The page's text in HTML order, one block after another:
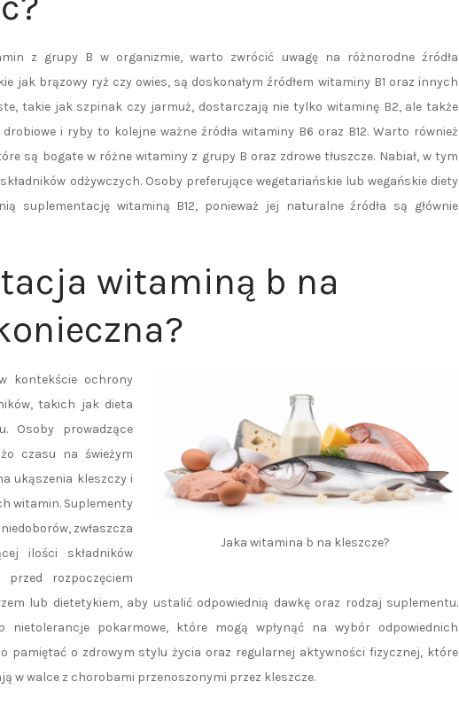
z grupy B w organizmie, warto zwrócić uwagę na różnorodne źródła
jak brązowy ryż czy owies, są doskonałym źródłem witaminy B1 oraz innych
takie jak szpinak czy jarmuż, dostarczają nie tylko witaminę B2, ale także
i ryby to kolejne ważne źródła witaminy B6 oraz B12. Warto również
są bogate w różne witaminy z grupy B oraz zdrowe tłuszcze. Nabiał, w tym
odżywczych. Osoby preferujące wegetariańskie lub wegańskie diety
suplementację witaminą B12, ponieważ jej naturalne źródła są głównie
witaminą b na
Jaka witamina b na kleszcze?
kontekście ochrony
takich jak dieta
Osoby prowadzące
czasu na świeżym
ukąszenia kleszczy i
witamin. Suplementy
zwłaszcza
ilości składników
rozpoczęciem
lub dietetykiem, aby ustalić odpowiednią dawkę oraz rodzaj suplementu.
nietolerancje pokarmowe, które mogą wpłynąć na wybór odpowiednich
pamiętać o zdrowym stylu życia oraz regularnej aktywności fizycznej, które
w walce z chorobami przenoszonymi przez kleszcze.